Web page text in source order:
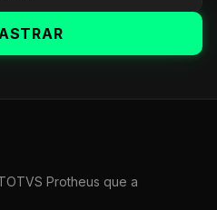
Protheus que a